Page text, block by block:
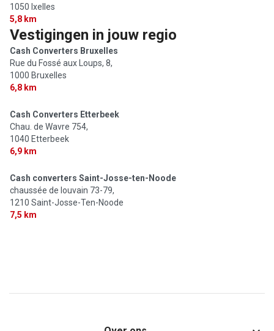
1050 Ixelles
5,8 km
Vestigingen in jouw regio
Cash Converters Bruxelles
Rue du Fossé aux Loups, 8,
1000 Bruxelles
6,8 km
Cash Converters Etterbeek
Chau. de Wavre 754,
1040 Etterbeek
6,9 km
Cash converters Saint-Josse-ten-Noode
chaussée de louvain 73-79,
1210 Saint-Josse-Ten-Noode
7,5 km